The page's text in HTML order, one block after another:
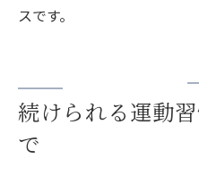
スです。
続けられる運動
で